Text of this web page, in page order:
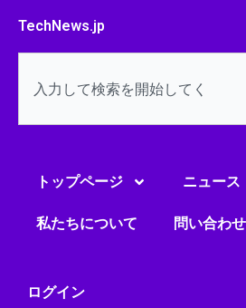
TechNews.jp
トップページ ニュース
私たちについて 問い合わせ
ログイン